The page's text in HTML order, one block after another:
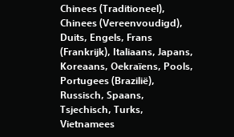
Chinees (Traditioneel),
Chinees (Vereenvoudigd),
Duits, Engels, Frans
(Frankrijk), Italiaans, Japans,
Koreaans, Oekraïens, Pools,
Portugees (Brazilië),
Russisch, Spaans,
Tsjechisch, Turks,
Vietnamees